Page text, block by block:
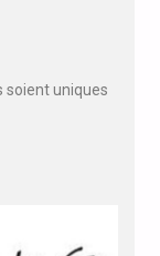
soient uniques